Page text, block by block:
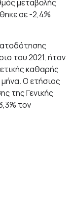
μεταβολής
σε -2,4%
του 2021, ήταν
καθαρής
Ο ετήσιος
της Γενικής
τον